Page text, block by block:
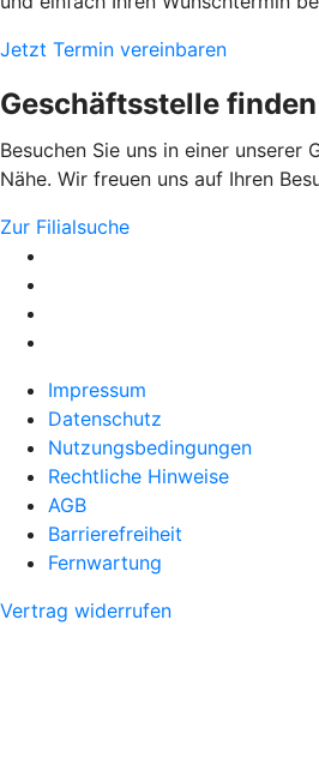
Jetzt Termin vereinbaren
Geschäftsstelle finden
Besuchen Sie uns in einer unserer
Nähe. Wir freuen uns auf Ihren
Zur Filialsuche
Impressum
Datenschutz
Nutzungsbedingungen
Rechtliche Hinweise
AGB
Barrierefreiheit
Fernwartung
Vertrag widerrufen